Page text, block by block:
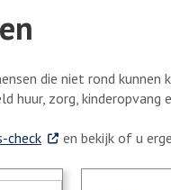
die niet rond
huur, zorg, kinderopvang
check. Externe link
en bekijk of u